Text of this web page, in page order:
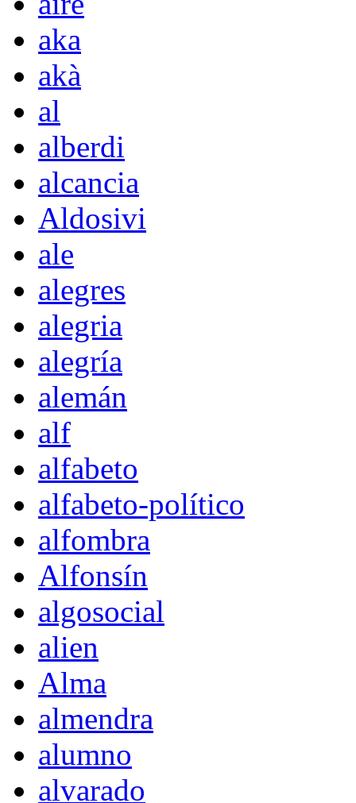
aka
akà
al
alberdi
alcancia
Aldosivi
ale
alegres
alegria
alegría
alemán
alf
alfabeto
alfabeto-político
alfombra
Alfonsín
algosocial
alien
Alma
almendra
alumno
alvarado